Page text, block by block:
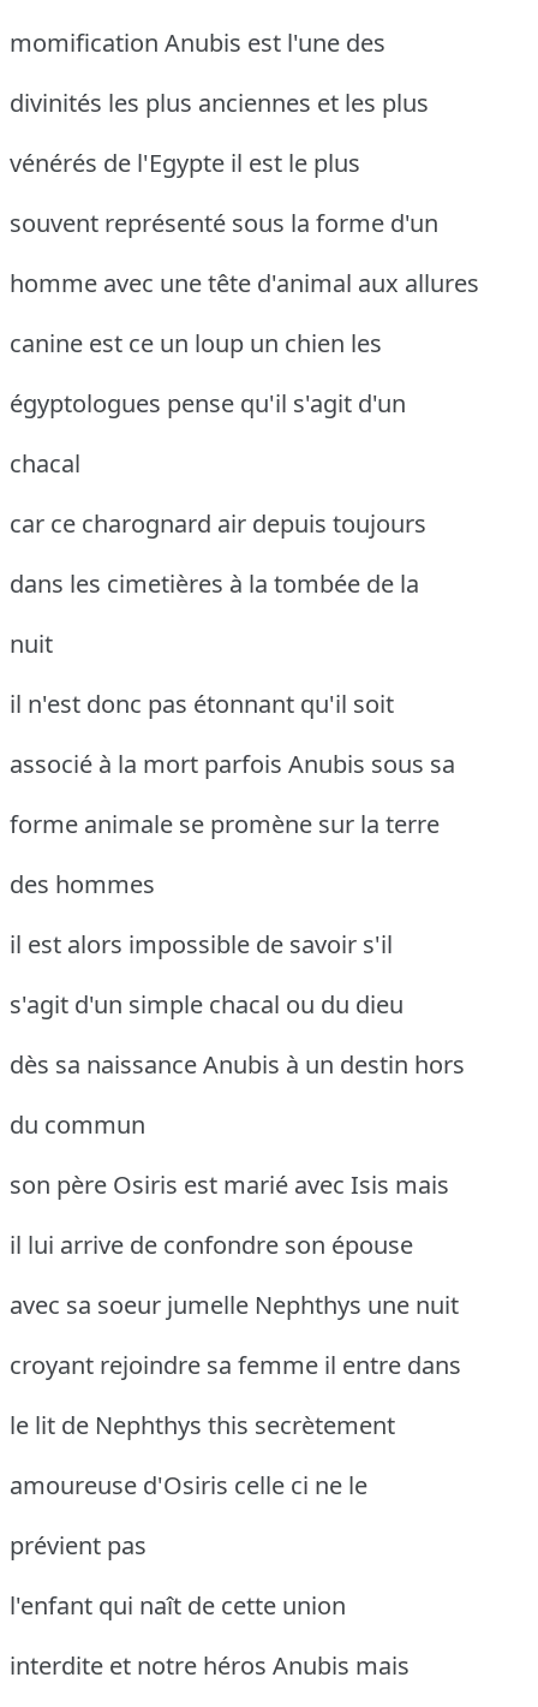
momification Anubis est l'une des
divinités les plus anciennes et les plus
vénérés de l'Egypte il est le plus
souvent représenté sous la forme d'un
homme avec une tête d'animal aux allures
canine est ce un loup un chien les
égyptologues pense qu'il s'agit d'un
chacal
car ce charognard air depuis toujours
dans les cimetières à la tombée de la
nuit
il n'est donc pas étonnant qu'il soit
associé à la mort parfois Anubis sous sa
forme animale se promène sur la terre
des hommes
il est alors impossible de savoir s'il
s'agit d'un simple chacal ou du dieu
dès sa naissance Anubis à un destin hors
du commun
son père Osiris est marié avec Isis mais
il lui arrive de confondre son épouse
avec sa soeur jumelle Nephthys une nuit
croyant rejoindre sa femme il entre dans
le lit de Nephthys this secrètement
amoureuse d'Osiris celle ci ne le
prévient pas
l'enfant qui naît de cette union
interdite et notre héros Anubis mais